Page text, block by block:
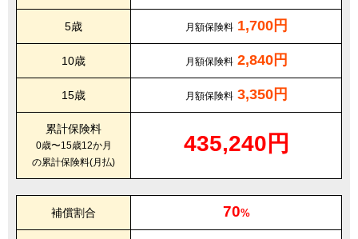
5歳 月額保険料 1,700円
10歳 月額保険料 2,840円
15歳 月額保険料 3,350円
累計保険料
0歳〜15歳12か月
の累計保険料(月払)
435,240円
補償割合 70%